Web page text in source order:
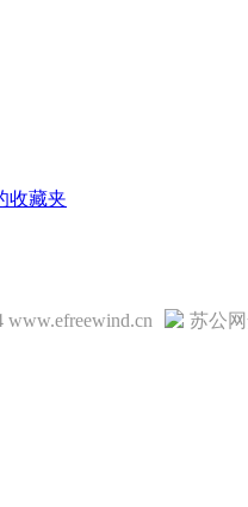
收藏夹
www.efreewind.cn 苏公网